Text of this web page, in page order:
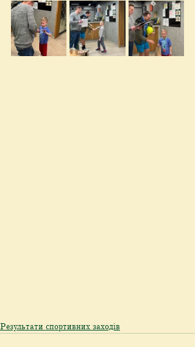
Результати спортивних заходів